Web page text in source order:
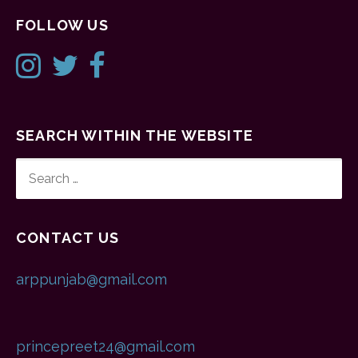
FOLLOW US
SEARCH WITHIN THE WEBSITE
FOR:
CONTACT US
arppunjab@gmail.com
princepreet24@gmail.com